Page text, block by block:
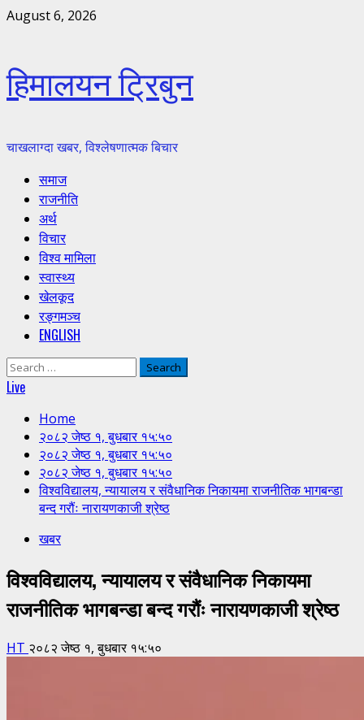
Skip
August 6, 2026
हिमालयन ट्रिबुन
चाखलाग्दा खबर, विश्लेषणात्मक बिचार
Primary
Menu
समाज
राजनीति
अर्थ
विचार
विश्व मामिला
स्वास्थ्य
खेलकूद
रङ्गमञ्च
ENGLISH
Search
for:
Live
Home
२०८२ जेष्ठ १, बुधबार १५:५०
२०८२ जेष्ठ १, बुधबार १५:५०
२०८२ जेष्ठ १, बुधबार १५:५०
विश्वविद्यालय, न्यायालय र संवैधानिक निकायमा राजनीतिक भागबन्डा
बन्द गरौंः नारायणकाजी श्रेष्ठ
खबर
विश्वविद्यालय, न्यायालय र संवैधानिक निकायमा
राजनीतिक भागबन्डा बन्द गरौंः नारायणकाजी श्रेष्ठ
HT २०८२ जेष्ठ १, बुधबार १५:५०